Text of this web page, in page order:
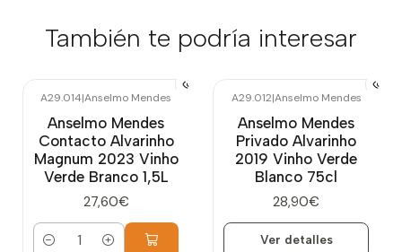
También te podría interesar
A29.014|Anselmo Mendes
Anselmo Mendes
Contacto Alvarinho
Magnum 2023 Vinho
Verde Branco 1,5L
27,60€
A29.012|Anselmo Mendes
Anselmo Mendes
Privado Alvarinho
2019 Vinho Verde
Blanco 75cl
28,90€
Ver detalles